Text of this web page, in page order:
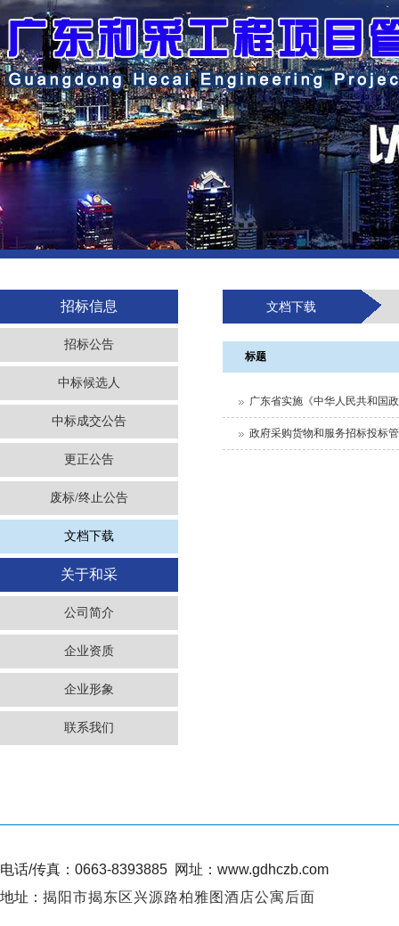
招标信息
招标公告
中标候选人
中标成交公告
更正公告
废标/终止公告
文档下载
关于和采
公司简介
企业资质
企业形象
联系我们
文档下载
标题
广东省实施《中华人民共和国
政府采购货物和服务招标投标
电话/传真：0663-8393885 网址：www.gdhczb.com
地址： 揭阳市揭东区兴源路柏雅图酒店公寓后面